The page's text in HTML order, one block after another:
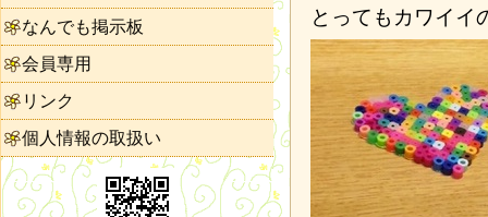
とってもカワイイ
なんでも掲示板
会員専用
リンク
個人情報の取扱い